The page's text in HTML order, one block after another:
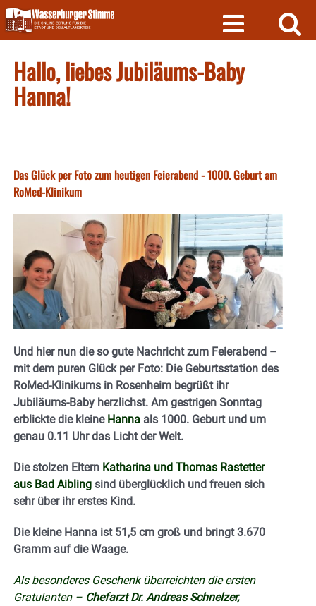
Skip
to
content
Hallo, liebes Jubiläums-Baby
Hanna!
Das Glück per Foto zum heutigen Feierabend - 1000. Geburt am
RoMed-Klinikum
Und hier nun die so gute Nachricht zum Feierabend –
mit dem puren Glück per Foto: Die Geburtsstation des
RoMed-Klinikums in Rosenheim begrüßt ihr
Jubiläums-Baby herzlichst. Am gestrigen Sonntag
erblickte die kleine Hanna als 1000. Geburt und um
genau 0.11 Uhr das Licht der Welt.
Die stolzen Eltern Katharina und Thomas Rastetter
aus Bad Aibling sind überglücklich und freuen sich
sehr über ihr erstes Kind.
Die kleine Hanna ist 51,5 cm groß und bringt 3.670
Gramm auf die Waage.
Als besonderes Geschenk überreichten die ersten
Gratulanten – Chefarzt Dr. Andreas Schnelzer,